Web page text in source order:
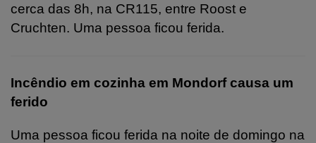
cerca das 8h, na CR115, entre Roost e
Cruchten. Uma pessoa ficou ferida.
Incêndio em cozinha em Mondorf causa um
ferido
Uma pessoa ficou ferida na noite de domingo na